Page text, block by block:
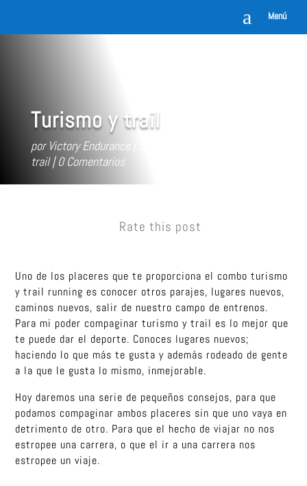
a Menú
Turismo y trail
por Victory Endurance
trail
0 Comentarios
Rate this post
Uno de los placeres que te proporciona el combo turismo
y trail running es conocer otros parajes, lugares nuevos,
caminos nuevos, salir de nuestro campo de entrenos.
Para mi poder compaginar turismo y trail es lo mejor que
te puede dar el deporte. Conoces lugares nuevos;
haciendo lo que más te gusta y además rodeado de gente
a la que le gusta lo mismo, inmejorable.
Hoy daremos una serie de pequeños consejos, para que
podamos compaginar ambos placeres sin que uno vaya en
detrimento de otro. Para que el hecho de viajar no nos
estropee una carrera, o que el ir a una carrera nos
estropee un viaje.